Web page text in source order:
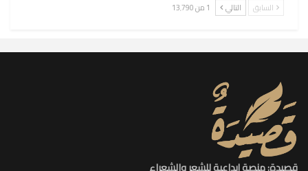
السابق التالي 1 من 13٬790
قصيدة: منصة إبداعية للشعر والشعراء